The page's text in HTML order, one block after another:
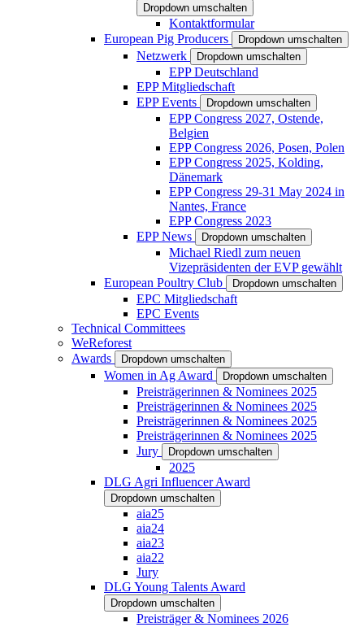
Dropdown umschalten
Kontaktformular
European Pig Producers
Dropdown umschalten
Netzwerk Dropdown umschalten
EPP Deutschland
EPP Mitgliedschaft
EPP Events
Dropdown umschalten
EPP Congress 2027, Ostende,
Belgien
EPP Congress 2026, Posen, Polen
EPP Congress 2025, Kolding,
Dänemark
EPP Congress 29-31 May 2024 in
Nantes, France
EPP Congress 2023
EPP News
Dropdown umschalten
Michael Riedl zum neuen
Vizepräsidenten der EVP gewählt
European Poultry Club
Dropdown umschalten
EPC Mitgliedschaft
EPC Events
Technical Committees
WeReforest
Awards
Dropdown umschalten
Women in Ag Award Dropdown umschalten
Preisträgerinnen & Nominees 2025
Preisträgerinnen & Nominees 2025
Preisträgerinnen & Nominees 2025
Preisträgerinnen & Nominees 2025
Jury
Dropdown umschalten
2025
DLG Agri Influencer Award
Dropdown umschalten
aia25
aia24
aia23
aia22
Jury
DLG Young Talents Award
Dropdown umschalten
Preisträger & Nominees 2026